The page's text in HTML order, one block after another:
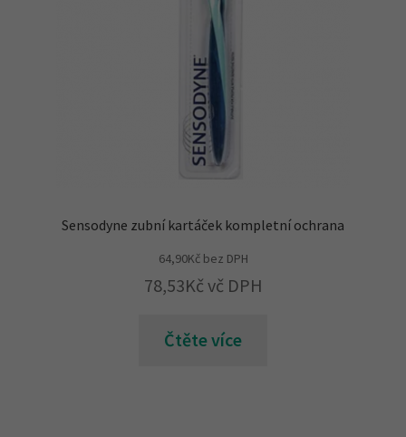
Sensodyne zubní kartáček kompletní ochrana
64,90Kčbez DPH
78,53Kč vč DPH
Čtěte více